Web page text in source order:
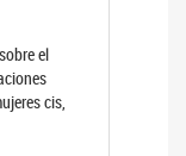
el
cis,